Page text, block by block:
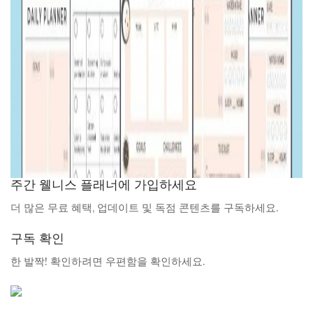
주간 웰니스 플래너에 가입하세요
더 많은 무료 혜택, 업데이트 및 독점 콘텐츠를 구독하세요.
구독 확인
한 발짝! 확인하려면 우편함을 확인하세요.